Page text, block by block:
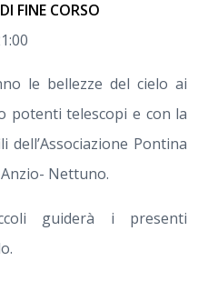
FINE CORSO
le bellezze del cielo ai
potenti telescopi e con la
Pontina
Nettuno.
guiderà i presenti